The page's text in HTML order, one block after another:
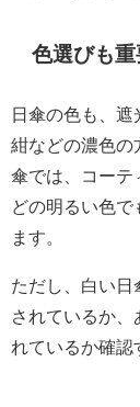
色選びも重
日傘の色も、
紺などの濃色の
傘では、コーテ
どの明るい色
ます。
ただし、白い日
されているか、
れているか確認